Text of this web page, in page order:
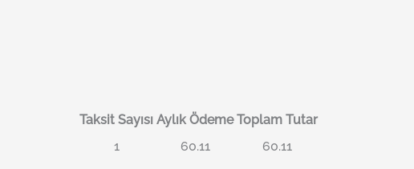
Taksit Sayısı Aylık Ödeme Toplam Tutar
1
60.11 60.11